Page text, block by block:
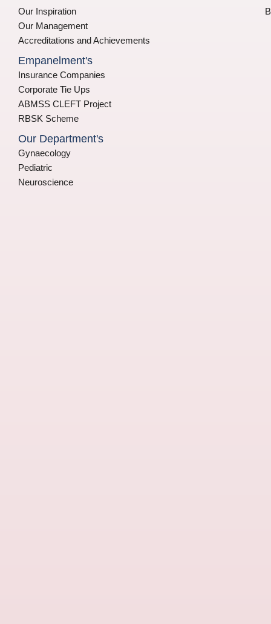
Our Inspiration
Our Management
Accreditations and Achievements
Empanelment's
Insurance Companies
Corporate Tie Ups
ABMSS CLEFT Project
RBSK Scheme
Our Department's
Gynaecology
Pediatric
Neuroscience